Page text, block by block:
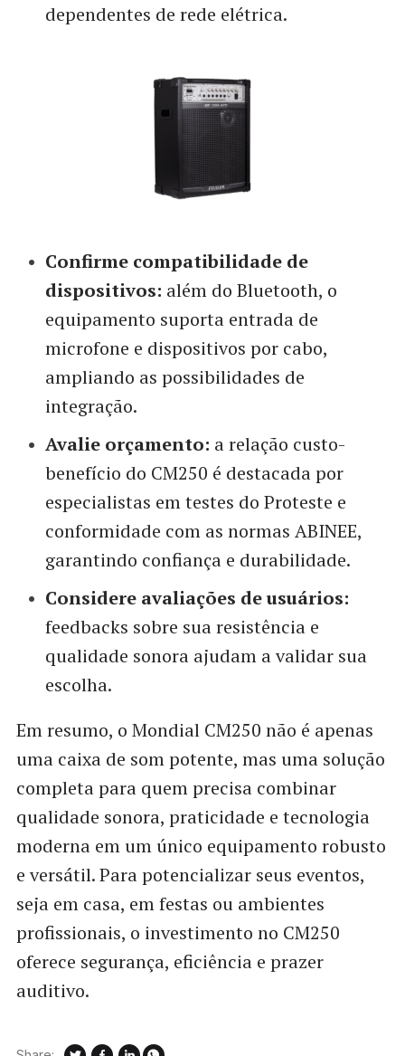
dependentes de rede elétrica.
Confirme compatibilidade de
dispositivos: além do Bluetooth, o
equipamento suporta entrada de
microfone e dispositivos por cabo,
ampliando as possibilidades de
integração.
Avalie orçamento: a relação custo-
benefício do CM250 é destacada por
especialistas em testes do Proteste e
conformidade com as normas ABINEE,
garantindo confiança e durabilidade.
Considere avaliações de usuários:
feedbacks sobre sua resistência e
qualidade sonora ajudam a validar sua
escolha.
Em resumo, o Mondial CM250 não é apenas
uma caixa de som potente, mas uma solução
completa para quem precisa combinar
qualidade sonora, praticidade e tecnologia
moderna em um único equipamento robusto
e versátil. Para potencializar seus eventos,
seja em casa, em festas ou ambientes
profissionais, o investimento no CM250
oferece segurança, eficiência e prazer
auditivo.